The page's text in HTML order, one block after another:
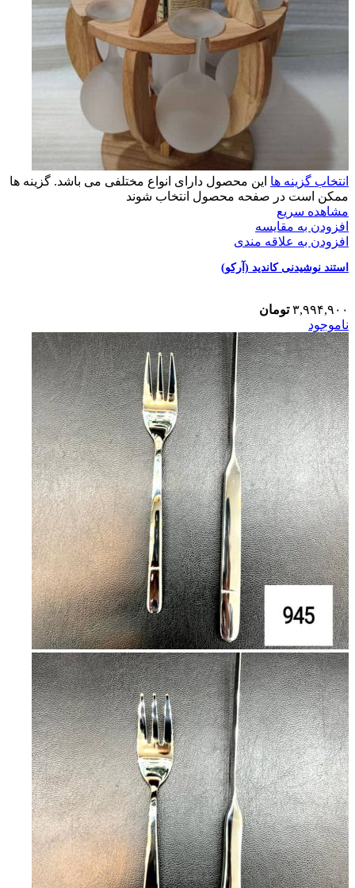
انتخاب گزینه ها این محصول دارای انواع مختلفی می باشد. گزینه ها
ممکن است در صفحه محصول انتخاب شوند
مشاهده سریع
افزودن به مقایسه
افزودن به علاقه مندی
استند نوشیدنی کاندید (آرکو)
۳,۹۹۴,۹۰۰ تومان
ناموجود